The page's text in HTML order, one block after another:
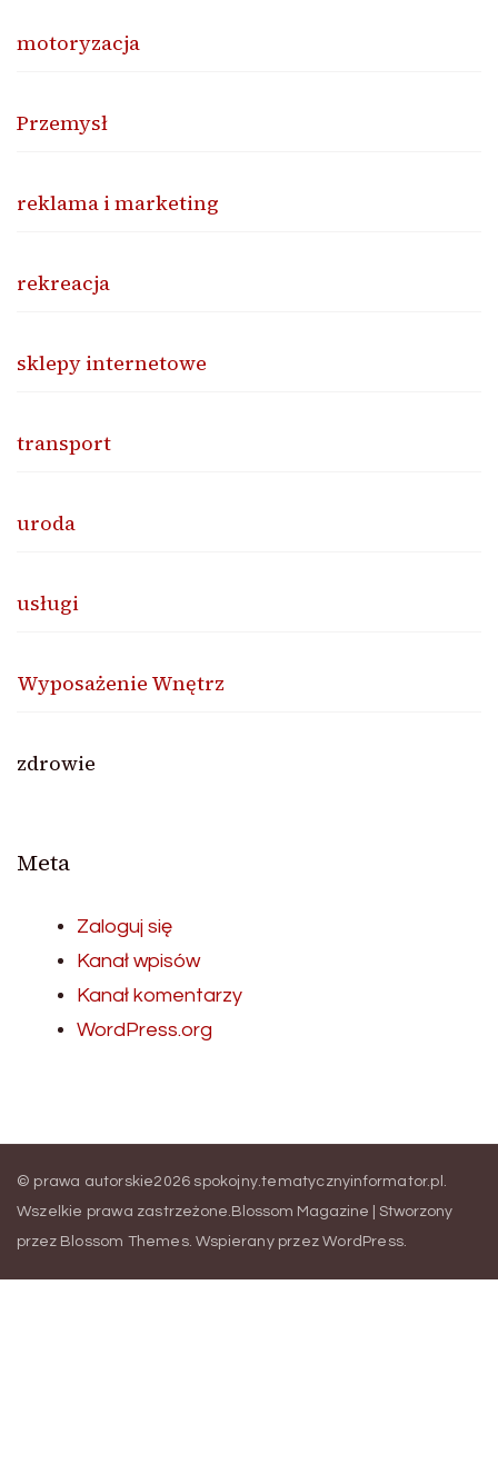
motoryzacja
Przemysł
reklama i marketing
rekreacja
sklepy internetowe
transport
uroda
usługi
Wyposażenie Wnętrz
zdrowie
Meta
Zaloguj się
Kanał wpisów
Kanał komentarzy
WordPress.org
© prawa autorskie2026 spokojny.tematycznyinformator.pl
Wszelkie prawa zastrzeżone. Blossom Magazine | Stworzony
przez Blossom Themes. Wspierany przezWordPress